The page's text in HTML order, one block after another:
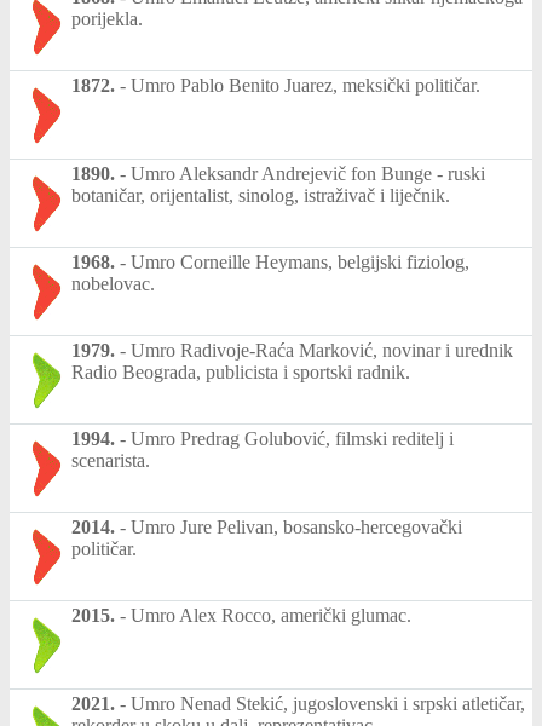
porijekla.
1872. - Umro Pablo Benito Juarez, meksički političar.
1890. - Umro Aleksandr Andrejevič fon Bunge - ruski
botaničar, orijentalist, sinolog, istraživač i liječnik.
1968. - Umro Corneille Heymans, belgijski fiziolog,
nobelovac.
1979. - Umro Radivoje-Raća Marković, novinar i urednik
Radio Beograda, publicista i sportski radnik.
1994. - Umro Predrag Golubović, filmski reditelj i
scenarista.
2014. - Umro Jure Pelivan, bosansko-hercegovački
političar.
2015. - Umro Alex Rocco, američki glumac.
2021. - Umro Nenad Stekić, jugoslovenski i srpski atletičar,